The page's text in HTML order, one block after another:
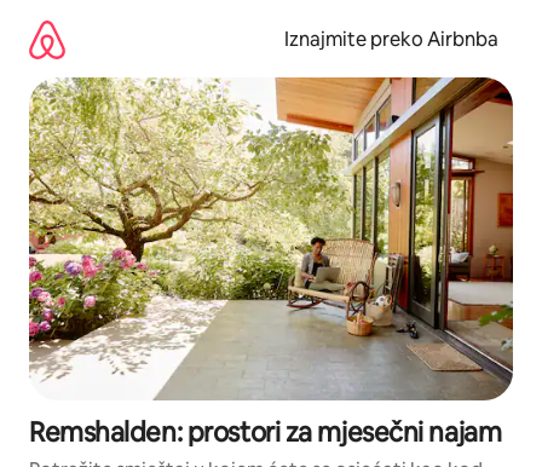
sadržaj
Iznajmite preko Airbnba
Remshalden: prostori za mjesečni najam